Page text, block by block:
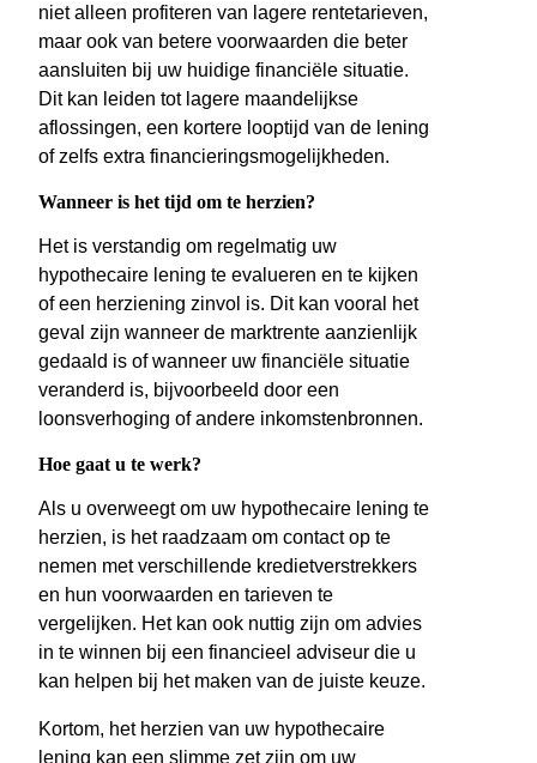
niet alleen profiteren van lagere rentetarieven,
maar ook van betere voorwaarden die beter
aansluiten bij uw huidige financiële situatie.
Dit kan leiden tot lagere maandelijkse
aflossingen, een kortere looptijd van de lening
of zelfs extra financieringsmogelijkheden.
Wanneer is het tijd om te herzien?
Het is verstandig om regelmatig uw
hypothecaire lening te evalueren en te kijken
of een herziening zinvol is. Dit kan vooral het
geval zijn wanneer de marktrente aanzienlijk
gedaald is of wanneer uw financiële situatie
veranderd is, bijvoorbeeld door een
loonsverhoging of andere inkomstenbronnen.
Hoe gaat u te werk?
Als u overweegt om uw hypothecaire lening te
herzien, is het raadzaam om contact op te
nemen met verschillende kredietverstrekkers
en hun voorwaarden en tarieven te
vergelijken. Het kan ook nuttig zijn om advies
in te winnen bij een financieel adviseur die u
kan helpen bij het maken van de juiste keuze.
Kortom, het herzien van uw hypothecaire
lening kan een slimme zet zijn om uw